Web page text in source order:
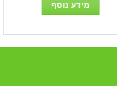
מידע נוסף